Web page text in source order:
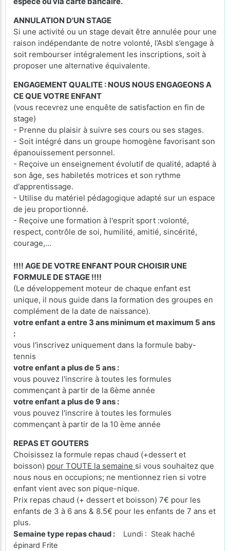
ANNULATION D'UN STAGE
Si une activité ou un stage devait être annulée pour une
raison indépendante de notre volonté, l’Asbl s’engage à
soit rembourser intégralement les inscriptions, soit à
proposer une alternative équivalente.
ENGAGEMENT QUALITE : NOUS NOUS ENGAGEONS A
CE QUE VOTRE ENFANT
(vous recevrez une enquête de satisfaction en fin de
stage)
- Prenne du plaisir à suivre ses cours ou ses stages.
- Soit intégré dans un groupe homogène favorisant son
épanouissement personnel.
- Reçoive un enseignement évolutif de qualité, adapté à
son âge, ses habiletés motrices et son rythme
d'apprentissage.
- Utilise du matériel pédagogique adapté sur un espace
de jeu proportionné.
- Reçoive une formation à l'esprit sport :volonté,
respect, contrôle de soi, humilité, amitié, sincérité,
courage,...
!!!! AGE DE VOTRE ENFANT POUR CHOISIR UNE
FORMULE DE STAGE !!!!
(Le développement moteur de chaque enfant est
unique, il nous guide dans la formation des groupes en
complément de la date de naissance).
votre enfant a entre 3 ans minimum et maximum 5 ans
:
vous l'inscrivez uniquement dans la formule baby-
tennis
votre enfant a plus de 5 ans :
vous pouvez l'inscrire à toutes les formules
commençant à partir de la 6ème année
votre enfant a plus de 9 ans :
vous pouvez l'inscrire à toutes les formules
commençant à partir de la 10 ème année
REPAS ET GOUTERS
Choisissez la formule repas chaud (+dessert et
boisson) pour TOUTE la semaine si vous souhaitez que
nous nous en occupions; ne mentionnez rien si votre
enfant vient avec son pique-nique.
Prix repas chaud (+ dessert et boisson) 7€ pour les
enfants de 3 à 6 ans & 8.5€ pour les enfants de 7 ans et
plus.
Semaine type repas chaud : Lundi : Steak haché
épinard Frite